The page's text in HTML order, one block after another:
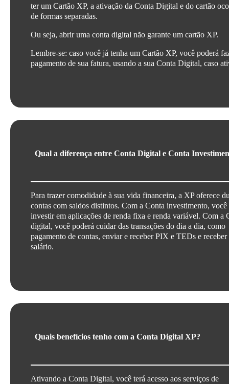
ter um Cartão XP, a ativação da Conta Digital e do cartão
de formas separadas.
Ou seja, abrir uma conta digital não garante um cartão XP.
Lembre-se: caso você já tenha um Cartão XP, você poderá
pagamento de sua fatura, usando a sua Conta Digital, caso
Qual a diferença entre Conta Digital e Conta
Para trazer comodidade à sua vida financeira, a XP oferece
contas com saldos distintos. Com a Conta investimento, você
investir em aplicações de renda fixa e renda variável. Com a
digital, você poderá cuidar das transações do dia a dia, como
pagamento de contas, enviar e receber PIX e TEDs e receber
salário.
Quais benefícios tenho com a Conta Digital XP?
Ativando a Conta Digital, você terá acesso aos serviços de